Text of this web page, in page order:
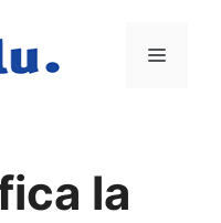
Menu
la